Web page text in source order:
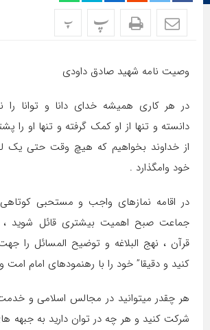
پ پ
وصیت نامه شهید صادق داودی
در هر کاری همیشه خدای دانا و توانا را
دانسته و تنها از او کمک گرفته و تنها او را
از خداوند بخواهیم که هیچ وقت حتی یک
خود وامگذارد .
در اقامه نمازهای واجب و مستحبی کوتاهی
جماعت صبح اهمیت بیشتری قائل شوید ،
قرآن ، نهج البلاغه و توضیح المسائل را
کنید و دقیقا” خود را با رهنمودهای امام
هر چقدر میتوانید در مجالس اسلامی و
شرکت کنید و هر چه در توان دارید به